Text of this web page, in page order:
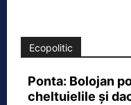
Ecopolitic
Ponta: Bolojan
cheltuielile şi